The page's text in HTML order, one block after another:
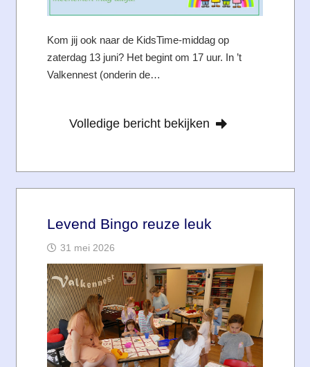
Kom jij ook naar de KidsTime-middag op
zaterdag 13 juni? Het begint om 17 uur. In ’t
Valkennest (onderin de…
Volledige bericht bekijken
Levend Bingo reuze leuk
31 mei 2026